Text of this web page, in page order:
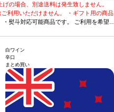
ご希望の旨と「結び・上部表書き内容・
さい。無地熨斗の場合は、結びをご指定
※熨斗をご希望の場合、作成作業のため最
ています。
ハンガリー、クンシャーグ / 赤 / 甘口
・バヤ / 赤 / 甘口
の場合、別途送料は発生致しません。
利用いただけません。 ・ギフト用の商品
・熨斗対応可能商品です。 ご利用を希望
※熨斗をご希望の場合、作成作業のため最
日から+1日後より配送指定日をご選択
、指定日翌日の配送となります。ご了承
ています。果実味があって飲みやすい、
ハンガリー、クンシャーグ / 赤 / 甘口
ュ・バヤ / 赤 / 甘口
白ワイン
辛口
まとめ買い